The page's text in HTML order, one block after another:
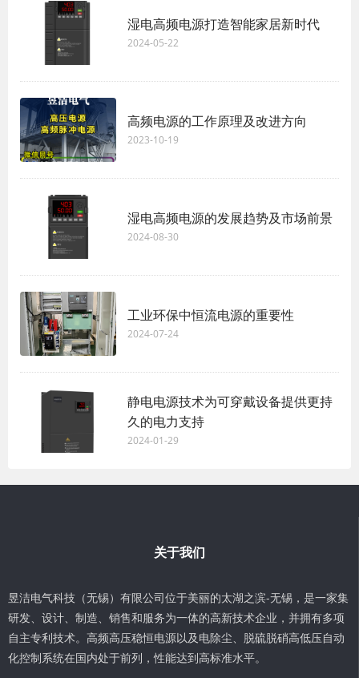
湿电高频电源打造智能家居新时代
2024-05-22
高频电源的工作原理及改进方向
2023-10-19
湿电高频电源的发展趋势及市场前景
2024-08-30
工业环保中恒流电源的重要性
2024-07-24
静电电源技术为可穿戴设备提供更持
久的电力支持
2024-01-29
关于我们
昱洁电气科技（无锡）有限公司位于美丽的太湖之滨-无锡，是一家集
研发、设计、制造、销售和服务为一体的高新技术企业，并拥有多项
自主专利技术。高频高压稳恒电源以及电除尘、脱硫脱硝高低压自动
化控制系统在国内处于前列，性能达到高标准水平。